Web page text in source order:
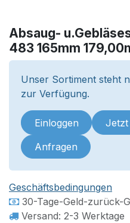
Absaug-
483 165mm
Unser Sortiment steht
zur Verfügung.
Einloggen Jetzt
Anfragen
Geschäftsbedingungen
30-Tage-Geld-zurück-
Versand: 2-3 Werktage